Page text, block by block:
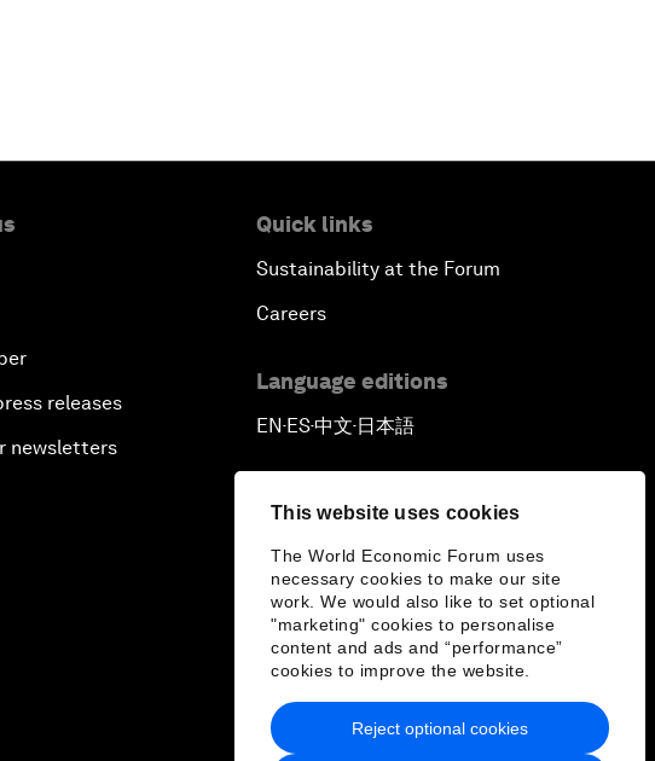
This website uses cookies
The World Economic Forum uses
necessary cookies to make our site
work. We would also like to set optional
"marketing" cookies to personalise
content and ads and “performance”
cookies to improve the website.
Reject optional cookies
releases
newsletters
Quick links
Sustainability at the Forum
Careers
Language editions
EN ▪ ES▪中文▪ 日本語